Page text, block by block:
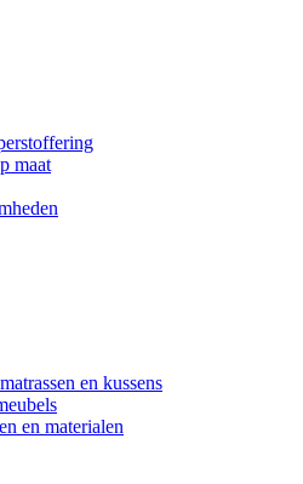
maat
en kussens
en materialen